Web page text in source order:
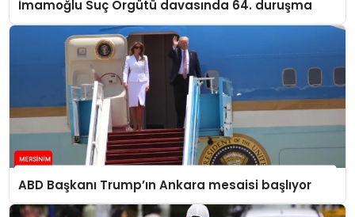
İmamoğlu Suç Örgütü davasında 64. duruşma
ABD Başkanı Trump’ın Ankara mesaisi başlıyor